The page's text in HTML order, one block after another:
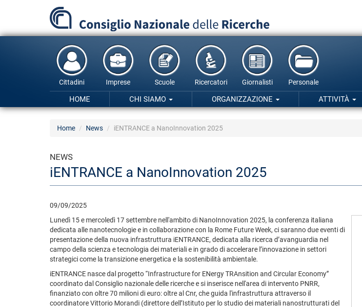
principale
Cittadini Imprese Scuole Ricercatori Giornalisti Personale
HOME CHI SIAMO ORGANIZZAZIONE ATTIVITÀ
Home News iENTRANCE a NanoInnovation 2025
NEWS
iENTRANCE a NanoInnovation 2025
09/09/2025
Lunedì 15 e mercoledì 17 settembre nell'ambito di NanoInnovation 2025, la conferenza italiana
dedicata alle nanotecnologie e in collaborazione con la Rome Future Week, ci saranno due eventi di
presentazione della nuova infrastruttura iENTRANCE, dedicata alla ricerca d’avanguardia nel
campo della scienza e tecnologia dei materiali e in grado di accelerare l’innovazione in settori
strategici come la transizione energetica e la sostenibilità ambientale.
iENTRANCE nasce dal progetto “Infrastructure for ENergy TRAnsition and Circular Economy”
coordinato dal Consiglio nazionale delle ricerche e si inserisce nell'area di intervento PNRR,
finanziato con oltre 70 milioni di euro: oltre al Cnr, che guida l'infrastruttura attraverso il
coordinatore Vittorio Morandi (direttore dell’Istituto per lo studio dei materiali nanostrutturati del